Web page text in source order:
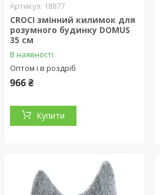
18877
CROCI змінний килимок для
розумного будинку DOMUS
35 см
В наявності
Оптом і в роздріб
966 ₴
Купити